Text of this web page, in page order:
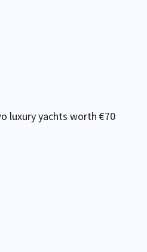
luxury yachts worth €70